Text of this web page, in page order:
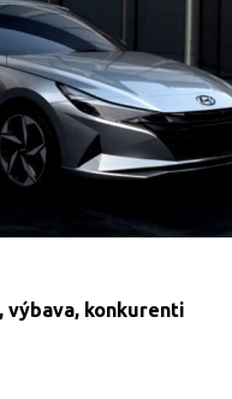
výbava, konkurenti